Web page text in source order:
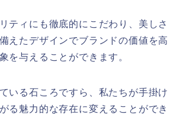
ティにも徹底的にこだわり、美しさ
えたデザインでブランドの価値を高
を与えることができます。
いる石ころですら、私たちが手掛け
る魅力的な存在に変えることができ